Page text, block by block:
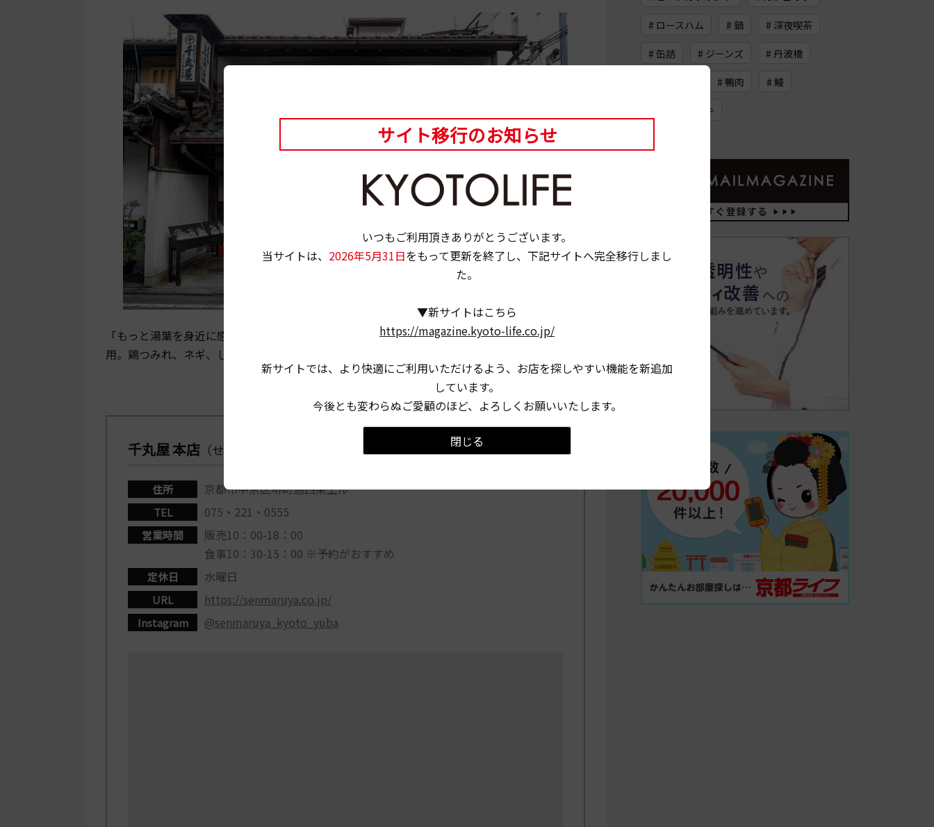
「もっと湯葉を身近に感じてもらえたら」との想いから、食材は家庭でも馴染みのあるものを使
用。鶏つみれ、ネギ、しめじ、豆苗、そして湯葉。ヘルシーなのに食べごたえは満点！
千丸屋 本店 （せんまるや ほんてん）
住所 京都市中京区堺町通四条上ル
TEL 075・221・0555
営業時間
販売10：00-18：00
食事10：30-15：00 ※予約がおすすめ
定休日 水曜日
URL https://senmaruya.co.jp/
Instagram @senmaruya_kyoto_yuba
# ロースハム # 鍋 # 深夜喫茶
# 缶詰 # ジーンズ # 丹波橋
# 鴨肉 # 鰻
# ドイツケーキ
サイト移行のお知らせ
いつもご利用頂きありがとうございます。
当サイトは、 2026年5月31日をもって更新を終了し、下記サイトへ完全移行しまし
た。
▼新サイトはこちら
https://magazine.kyoto-life.co.jp/
新サイトでは、より快適にご利用いただけるよう、お店を探しやすい機能を新追加
しています。
今後とも変わらぬご愛顧のほど、よろしくお願いいたします。
閉じる